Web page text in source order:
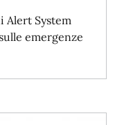
Alert System
emergenze